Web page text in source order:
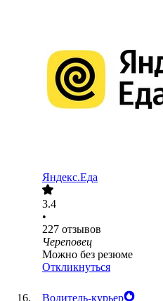
Яндекс.Еда
3.4
•
227 отзывов
Череповец
Можно без резюме
Откликнуться
Водитель-курьер